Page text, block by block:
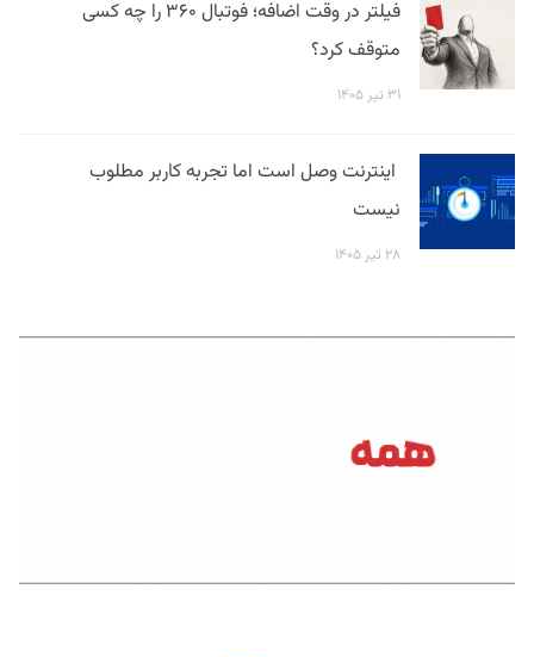
فیلتر در وقت اضافه؛ فوتبال ۳۶۰ را چه کسی
متوقف کرد؟
۳۱ تیر ۱۴۰۵
اینترنت وصل است اما تجربه کاربر مطلوب
نیست
۲۸ تیر ۱۴۰۵